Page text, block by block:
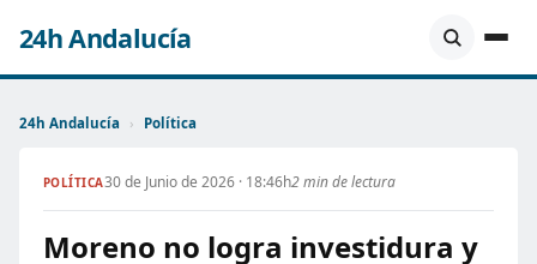
24h Andalucía
24h Andalucía › Política
POLÍTICA30 de Junio de 2026 · 18:46h2 min de lectura
Moreno no logra investidura y